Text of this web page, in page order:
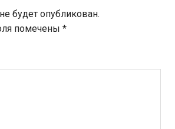
будет опубликован.
помечены *